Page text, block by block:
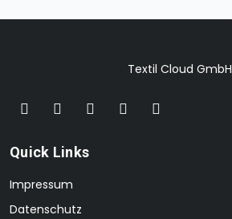
Textil Cloud GmbH
Quick Links
Impressum
Datenschutz